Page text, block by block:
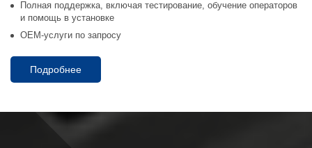
Полная поддержка, включая тестирование, обучение операторов
и помощь в установке
OEM-услуги по запросу
Подробнее